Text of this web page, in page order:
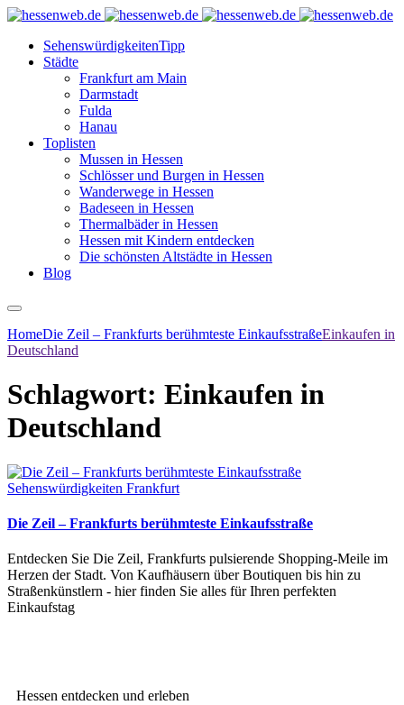
SehenswürdigkeitenTipp
Städte
Frankfurt am Main
Darmstadt
Fulda
Hanau
Toplisten
Mussen in Hessen
Schlösser und Burgen in Hessen
Wanderwege in Hessen
Badeseen in Hessen
Thermalbäder in Hessen
Hessen mit Kindern entdecken
Die schönsten Altstädte in Hessen
Blog
HomeDie Zeil – Frankfurts berühmteste EinkaufsstraßeEinkaufen in
Deutschland
Schlagwort: Einkaufen in
Deutschland
Sehenswürdigkeiten Frankfurt
Die Zeil – Frankfurts berühmteste Einkaufsstraße
Entdecken Sie Die Zeil, Frankfurts pulsierende Shopping-Meile im
Herzen der Stadt. Von Kaufhäusern über Boutiquen bis hin zu
Straßenkünstlern - hier finden Sie alles für Ihren perfekten
Einkaufstag
Hessen entdecken und erleben